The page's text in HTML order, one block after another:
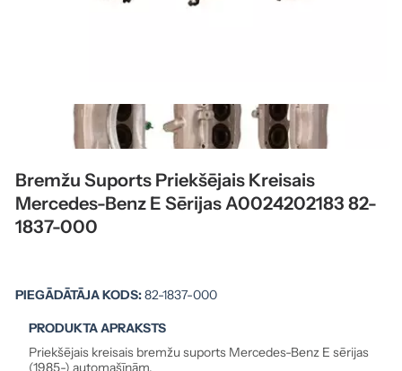
Bremžu Suports Priekšējais Kreisais
Mercedes-Benz E Sērijas A0024202183 82-
1837-000
PIEGĀDĀTĀJA KODS:82-1837-000
PRODUKTA APRAKSTS
Priekšējais kreisais bremžu suports Mercedes-Benz E sērijas
(1985-) automašīnām.